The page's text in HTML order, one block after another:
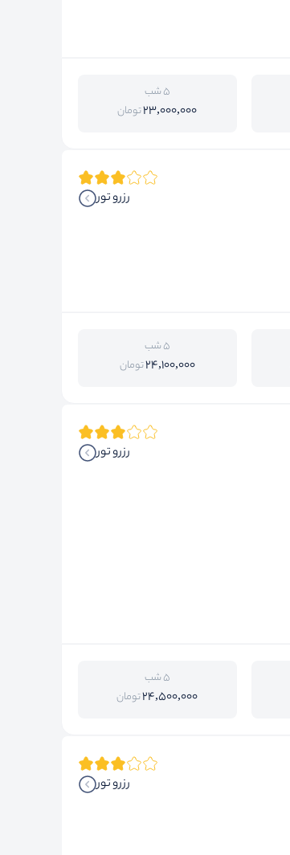
5 شب
23,000,000تومان
رزرو تور
5 شب
24,100,000تومان
رزرو تور
5 شب
24,500,000تومان
رزرو تور